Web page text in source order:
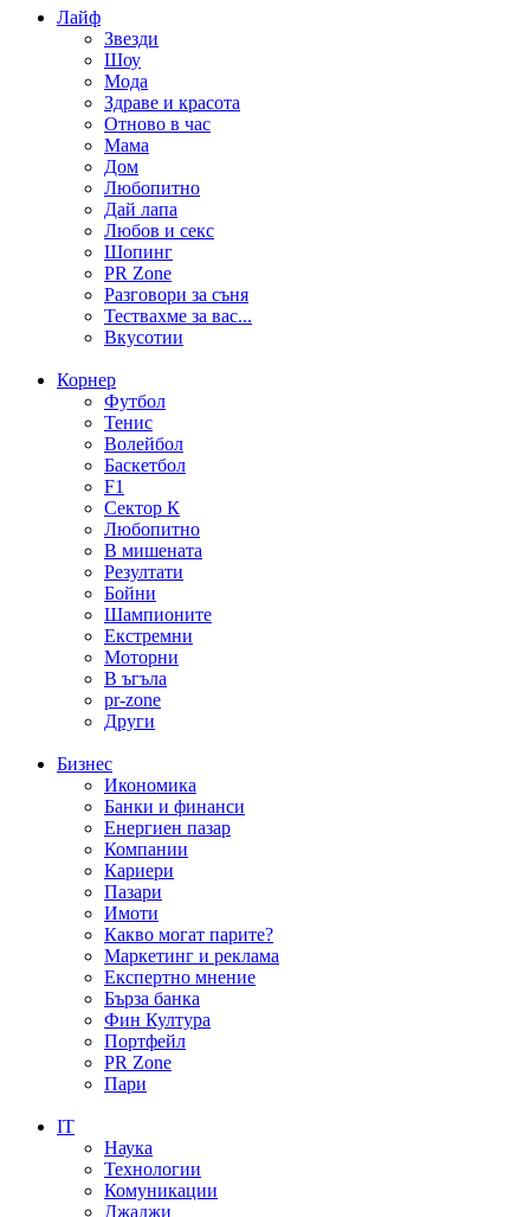
Лайф
Звезди
Шоу
Мода
Здраве и красота
Отново в час
Мама
Дом
Любопитно
Дай лапа
Любов и секс
Шопинг
PR Zone
Разговори за съня
Тествахме за вас...
Вкусотии
Корнер
Футбол
Тенис
Волейбол
Баскетбол
F1
Сектор К
Любопитно
В мишената
Резултати
Бойни
Шампионите
Екстремни
Моторни
В ъгъла
pr-zone
Други
Бизнес
Икономика
Банки и финанси
Енергиен пазар
Компании
Кариери
Пазари
Имоти
Какво могат парите?
Маркетинг и реклама
Експертно мнение
Бърза банка
Фин Култура
Портфейл
PR Zone
Пари
IT
Наука
Технологии
Комуникации
Джаджи